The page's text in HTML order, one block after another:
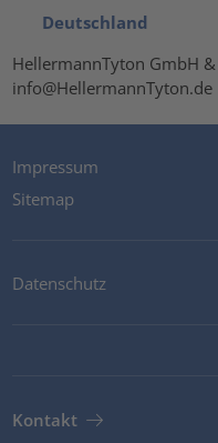
Deutschland
HellermannTyton GmbH
info@HellermannTyton.de
Impressum
Sitemap
Datenschutz
Kontakt